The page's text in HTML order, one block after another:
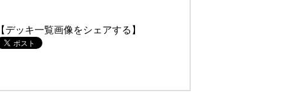
【デッキ一覧画像をシェアする】